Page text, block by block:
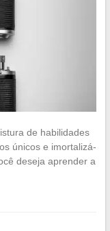
de habilidades
únicos e imortalizá-
deseja aprender a